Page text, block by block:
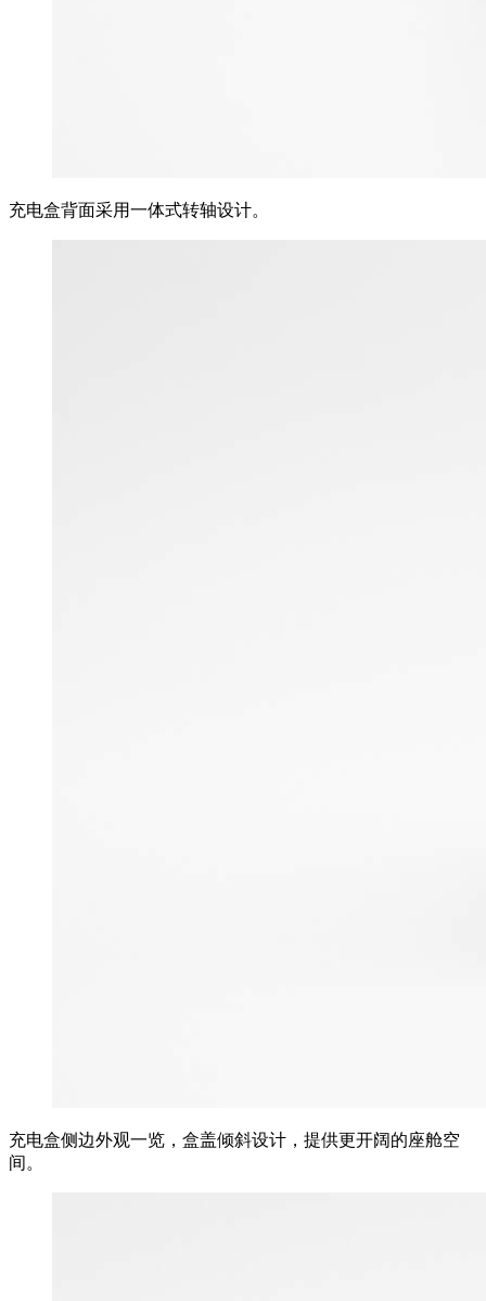
充电盒背面采用一体式转轴设计。
充电盒侧边外观一览，盒盖倾斜设计，提供更开阔的座舱空
间。